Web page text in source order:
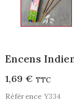
Encens
1,69 € TTC
Référence Y334